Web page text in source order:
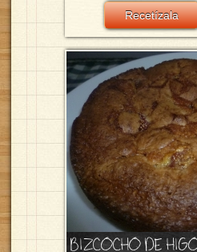
Recetízala
BIZCOCHO DE